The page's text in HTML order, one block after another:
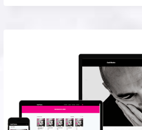
DONNE
SENS
À